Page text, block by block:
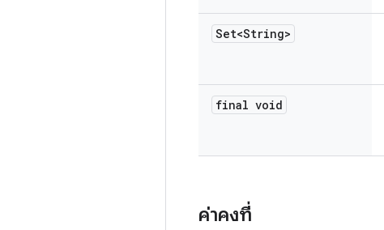
Set<String>
final void
ค่าคงที่